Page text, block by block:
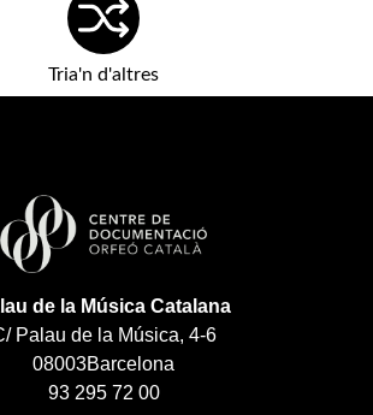
Tria'n d'altres
de la Música Catalana
Palau de la Música, 4-6
08003Barcelona
93 295 72 00